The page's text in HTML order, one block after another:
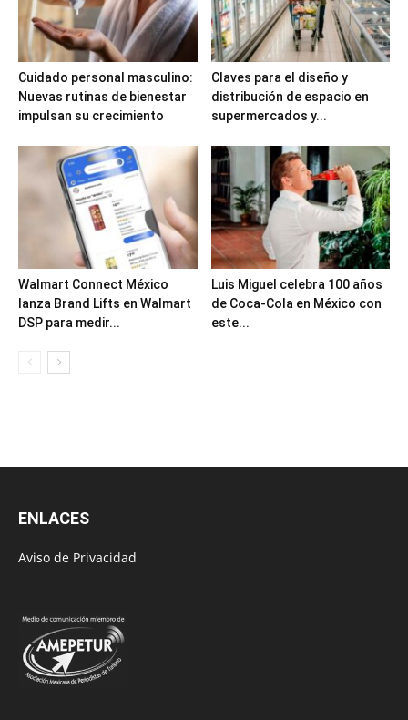
Cuidado personal masculino:
Nuevas rutinas de bienestar
impulsan su crecimiento
Claves para el diseño y
distribución de espacio en
supermercados y...
Walmart Connect México
lanza Brand Lifts en Walmart
DSP para medir...
Luis Miguel celebra 100 años
de Coca-Cola en México con
este...
ENLACES
Aviso de Privacidad